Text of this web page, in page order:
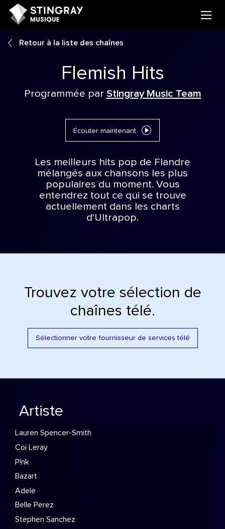
Retour à la liste des chaînes
Flemish Hits
Programmée par Stingray Music Team
Écouter maintenant
Les meilleurs hits pop de Flandre
mélangés aux chansons les plus
populaires du moment. Vous
entendrez tout ce qui se trouve
actuellement dans les charts
d'Ultrapop.
Trouvez votre sélection de
chaînes télé.
Sélectionner votre fournisseur de services télé
Artiste
Lauren Spencer-Smith
Coi Leray
P!nk
Bazart
Adele
Belle Perez
Stephen Sanchez